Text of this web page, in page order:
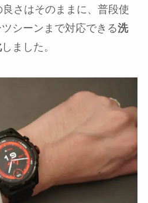
さはそのままに、普段使
シーンまで対応できる洗
しました。